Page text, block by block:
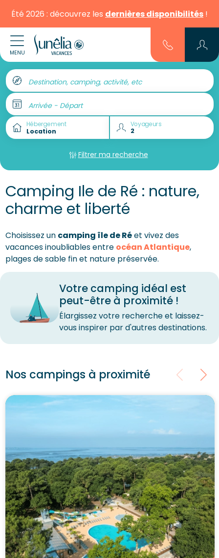
Été 2026 : découvrez les dernières disponibilités !
MENU
Destination, camping, activité, etc
Arrivée - Départ
Hébergement Voyageurs
Filtrer ma recherche
Camping Ile de Ré : nature,
charme et liberté
Choisissez un camping île de Réet vivez des
vacances inoubliables entre océan Atlantique,
plages de sable fin et nature préservée.
Votre camping idéal est
peut-être à proximité !
Élargissez votre recherche et laissez-
vous inspirer par d'autres destinations.
Nos campings à proximité